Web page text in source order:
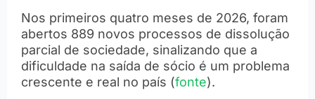
Nos primeiros quatro meses de 2026, foram
abertos 889 novos processos de dissolução
parcial de sociedade, sinalizando que a
dificuldade na saída de sócio é um problema
crescente e real no país (fonte).